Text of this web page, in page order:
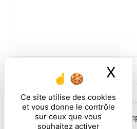
Ce site utilise des cookies
et vous donne le contrôle
sur ceux que vous
souhaitez activer
X
Combien font huit plus six
En cochant cette case,